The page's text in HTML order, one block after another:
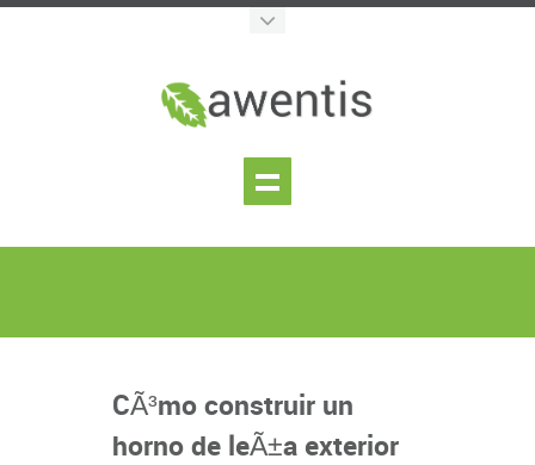
CÃ³mo construir un
horno de leÃ±a exterior